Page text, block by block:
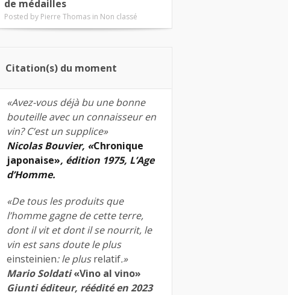
de médailles
Posted by Pierre Thomas in Non classé
Citation(s) du moment
«Avez-vous déjà bu une bonne
bouteille avec un connaisseur en
vin? C’est un supplice»
Nicolas Bouvier, «Chronique
japonaise», édition 1975, L’Age
d’Homme.
«De tous les produits que
l’homme gagne de cette terre,
dont il vit et dont il se nourrit, le
vin est sans doute le plus
einsteinien: le plusrelatif.»
Mario Soldati«Vino al vino»
Giunti éditeur, réédité en 2023